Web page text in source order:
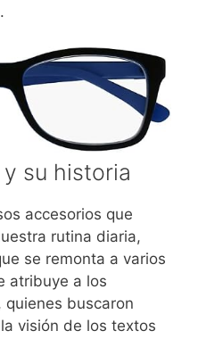
.
su historia
accesorios que
rutina diaria,
se remonta a varios
atribuye a los
quienes buscaron
visión de los textos